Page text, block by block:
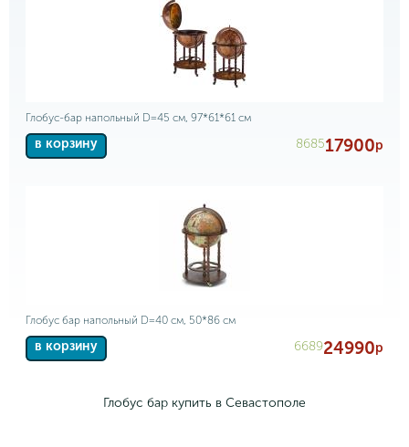
Глобус-бар напольный D=45 см, 97*61*61 см
в корзину 868517900р
Глобус бар напольный D=40 см, 50*86 см
в корзину 668924990р
Глобус бар купить в Севастополе